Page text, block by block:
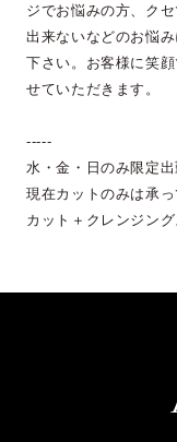
ジでお悩みの方、ク
出来ないなどのお悩
下さい。お客様に笑
せていただきます。
-----
水・金・日のみ限定
現在カットのみは承っ
カット＋クレンジン